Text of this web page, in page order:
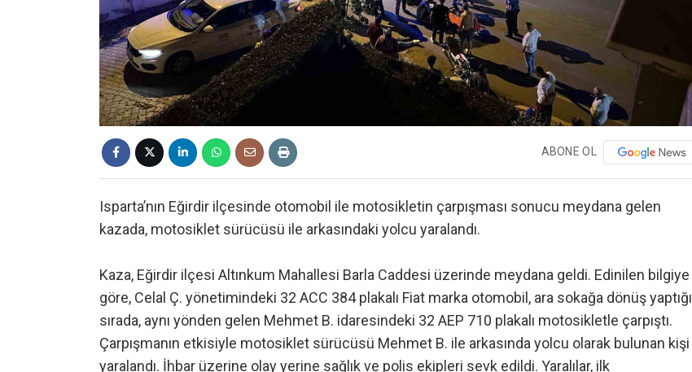
ABONE OL
Isparta’nın Eğirdir ilçesinde otomobil ile motosikletin çarpışması sonucu meydana gelen
kazada, motosiklet sürücüsü ile arkasındaki yolcu yaralandı.
Kaza, Eğirdir ilçesi Altınkum Mahallesi Barla Caddesi üzerinde meydana geldi. Edinilen bilgiye
göre, Celal Ç. yönetimindeki 32 ACC 384 plakalı Fiat marka otomobil, ara sokağa dönüş yaptığı
sırada, aynı yönden gelen Mehmet B. idaresindeki 32 AEP 710 plakalı motosikletle çarpıştı.
Çarpışmanın etkisiyle motosiklet sürücüsü Mehmet B. ile arkasında yolcu olarak bulunan kişi
yaralandı. İhbar üzerine olay yerine sağlık ve polis ekipleri sevk edildi. Yaralılar, ilk